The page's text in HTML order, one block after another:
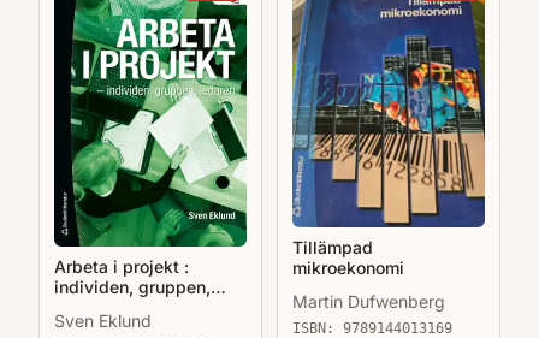
Arbeta i projekt :
individen, gruppen,
Sven Eklund
Tillämpad
mikroekonomi
Martin Dufwenberg
ISBN: 9789144013169